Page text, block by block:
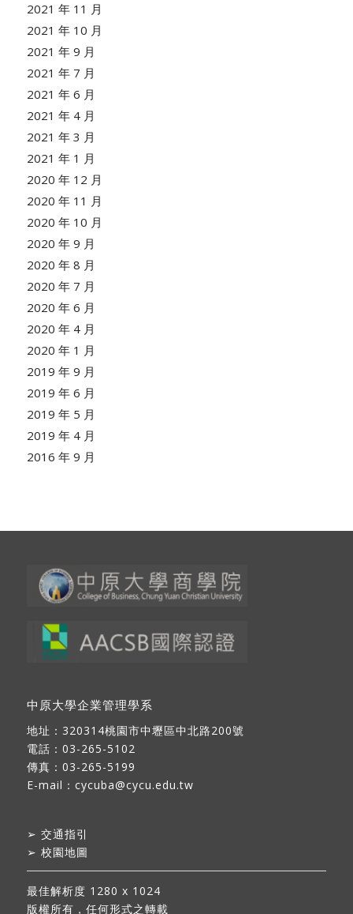
2021 年 11 月
2021 年 10 月
2021 年 9 月
2021 年 7 月
2021 年 6 月
2021 年 4 月
2021 年 3 月
2021 年 1 月
2020 年 12 月
2020 年 11 月
2020 年 10 月
2020 年 9 月
2020 年 8 月
2020 年 7 月
2020 年 6 月
2020 年 4 月
2020 年 1 月
2019 年 9 月
2019 年 6 月
2019 年 5 月
2019 年 4 月
2016 年 9 月
中原大學企業管理學系
地址： 320314桃園市中壢區中北路200號
電話：03-265-5102
傳真：03-265-5199
E-mail： cycuba@cycu.edu.tw
➢ 交通指引
➢ 校園地圖
最佳解析度 1280 x 1024
版權所有，任何形式之轉載